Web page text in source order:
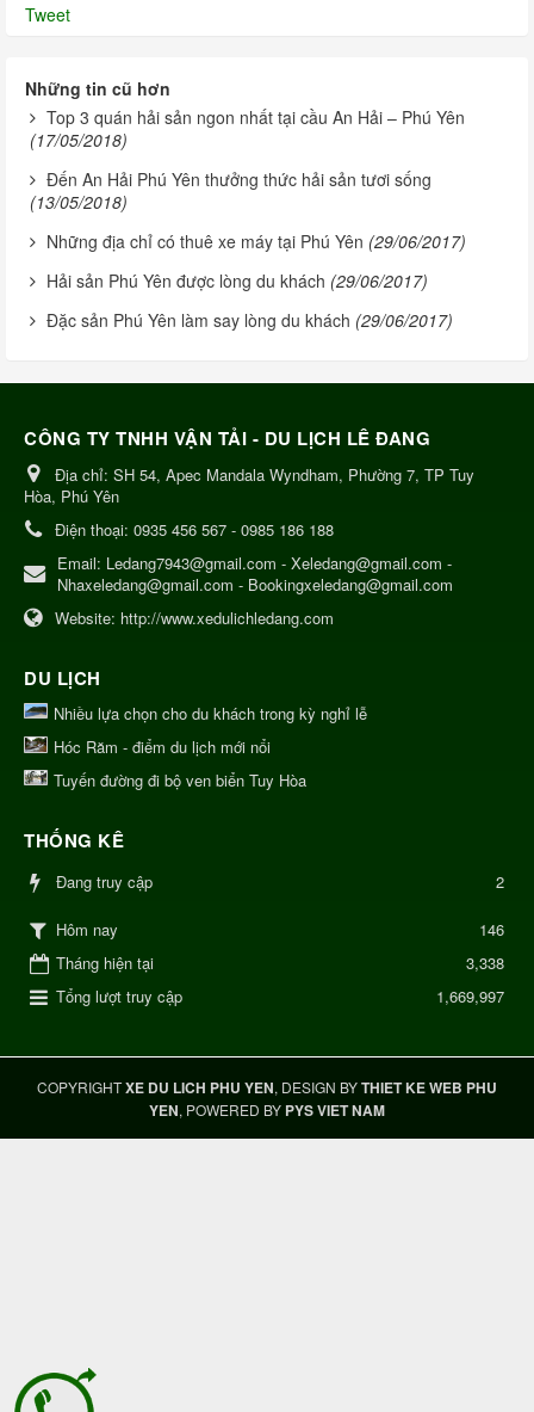
Tweet
Những tin cũ hơn
Top 3 quán hải sản ngon nhất tại cầu An Hải – Phú Yên
(17/05/2018)
Đến An Hải Phú Yên thưởng thức hải sản tươi sống
(13/05/2018)
Những địa chỉ có thuê xe máy tại Phú Yên (29/06/2017)
Hải sản Phú Yên được lòng du khách (29/06/2017)
Đặc sản Phú Yên làm say lòng du khách (29/06/2017)
CÔNG TY TNHH VẬN TẢI - DU LỊCH LÊ ĐANG
Địa chỉ: SH 54, Apec Mandala Wyndham, Phường 7, TP Tuy
Hòa, Phú Yên
Điện thoại: 0935 456 567 - 0985 186 188
Email: Ledang7943@gmail.com - Xeledang@gmail.com -
Nhaxeledang@gmail.com - Bookingxeledang@gmail.com
Website: http://www.xedulichledang.com
DU LỊCH
Nhiều lựa chọn cho du khách trong kỳ nghỉ lễ
Hóc Răm - điểm du lịch mới nổi
Tuyến đường đi bộ ven biển Tuy Hòa
THỐNG KÊ
Đang truy cập 2
Hôm nay
146
Tháng hiện tại
3,338
Tổng lượt truy cập
1,669,997
COPYRIGHTXE DU LICH PHU YEN, DESIGN BYTHIET KE WEB PHU
YEN, POWERED BY PYS VIET NAM